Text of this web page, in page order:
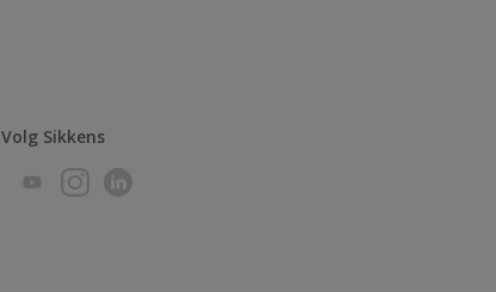
Volg Sikkens